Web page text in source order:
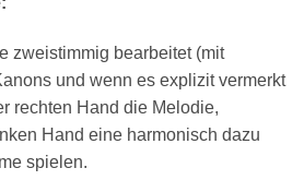
zweistimmig bearbeitet (mit
und wenn es explizit vermerkt
rechten Hand die Melodie,
Hand eine harmonisch dazu
spielen.
AKKORDZITHER